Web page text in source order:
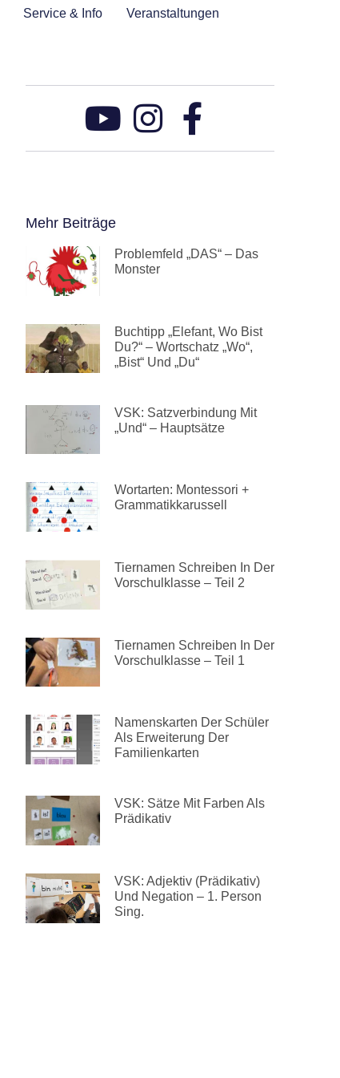
Service & Info
Veranstaltungen
Mehr Beiträge
Problemfeld „DAS“ – Das
Monster
Buchtipp „Elefant, Wo Bist
Du?“ – Wortschatz „wo“,
„bist“ Und „du“
VSK: Satzverbindung Mit
„und“ – Hauptsätze
Wortarten: Montessori +
Grammatikkarussell
Tiernamen Schreiben In Der
Vorschulklasse – Teil 2​
Tiernamen Schreiben In Der
Vorschulklasse – Teil 1
Namenskarten Der Schüler
Als Erweiterung Der
Familienkarten
VSK: Sätze Mit Farben Als
Prädikativ
VSK: Adjektiv (Prädikativ)
Und Negation – 1. Person
Sing.